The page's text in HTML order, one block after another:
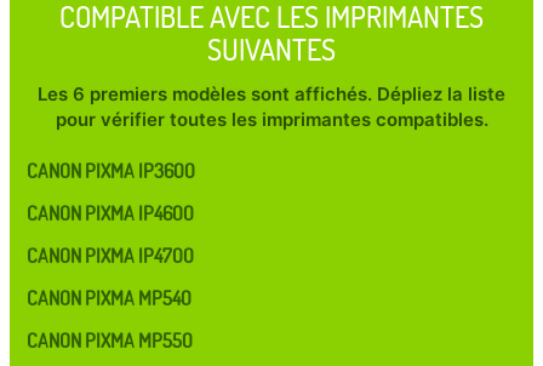
COMPATIBLE AVEC LES IMPRIMANTES
SUIVANTES
Les 6 premiers modèles sont affichés. Dépliez la liste
pour vérifier toutes les imprimantes compatibles.
CANON PIXMA IP3600
CANON PIXMA IP4600
CANON PIXMA IP4700
CANON PIXMA MP540
CANON PIXMA MP550